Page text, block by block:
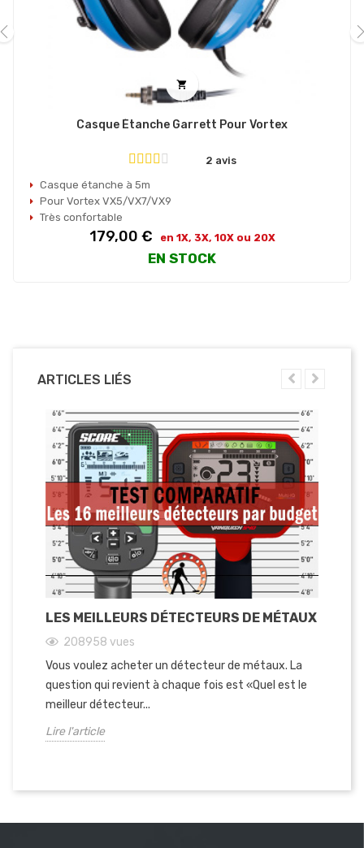

Casque Étanche Garrett Pour Vortex
2 avis
Casque étanche à 5m
Pour Vortex VX5/VX7/VX9
Très confortable
Prix
179,00 € en 1X, 3X, 10X ou 20X
EN STOCK
ARTICLES LIÉS
LES MEILLEURS DÉTECTEURS DE MÉTAUX
208958 vues
Vous voulez acheter un détecteur de métaux. La
question qui revient à chaque fois est «Quel est le
meilleur détecteur...
Lire l'article